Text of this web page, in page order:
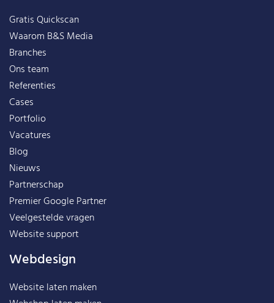
Gratis Quickscan
Waarom B&S Media
Branches
Ons team
Referenties
Cases
Portfolio
Vacatures
Blog
Nieuws
Partnerschap
Premier Google Partner
Veelgestelde vragen
Website support
Webdesign
Website laten maken